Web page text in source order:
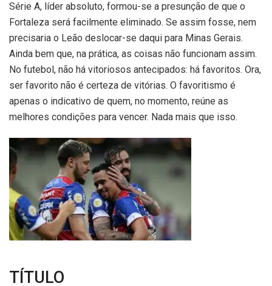
Série A, líder absoluto, formou-se a presunção de que o
Fortaleza será facilmente eliminado. Se assim fosse, nem
precisaria o Leão deslocar-se daqui para Minas Gerais.
Ainda bem que, na prática, as coisas não funcionam assim.
No futebol, não há vitoriosos antecipados: há favoritos. Ora,
ser favorito não é certeza de vitórias. O favoritismo é
apenas o indicativo de quem, no momento, reúne as
melhores condições para vencer. Nada mais que isso.
TÍTULO